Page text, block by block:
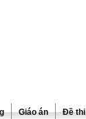
Giáo án Đề